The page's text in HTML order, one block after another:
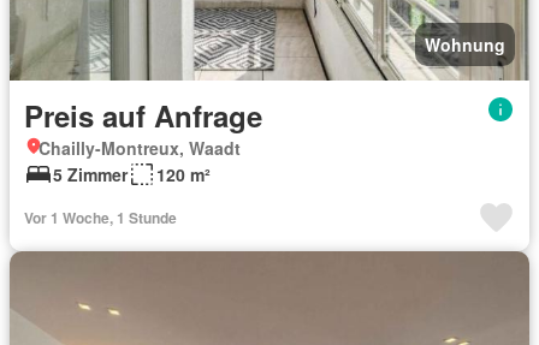
Wohnung
Preis auf Anfrage
Chailly-Montreux, Waadt
5 Zimmer
120 m²
Vor 1 Woche, 1 Stunde